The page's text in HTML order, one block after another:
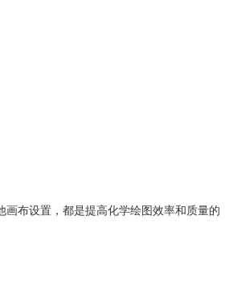
画布设置，都是提高化学绘图效率和质量的